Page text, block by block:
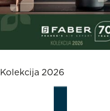
Kolekcija 2026